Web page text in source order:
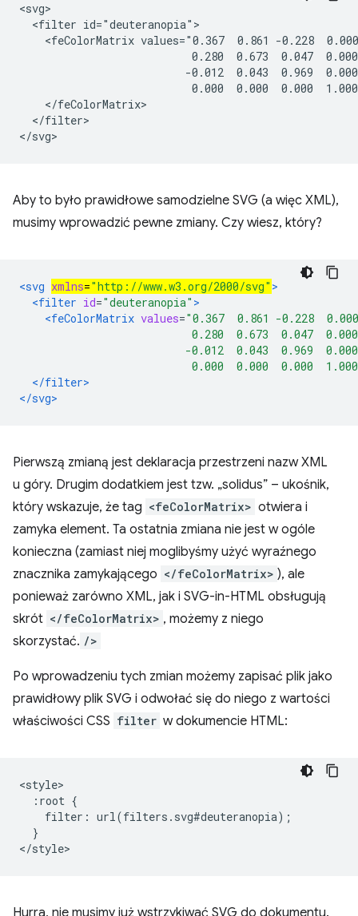
<svg>
  <filter id="deuteranopia">
<feColorMatrix values="0.367  0.861 -0.228
0.280  0.673  0.047
-0.012  0.043  0.969
0.000  0.000  0.000
    </feColorMatrix>
  </filter>
Aby to było prawidłowe samodzielne SVG (a więc XML),
musimy wprowadzić pewne zmiany. Czy wiesz, który?
<svg xmlns="http://www.w3.org/2000/svg" >
<filter id="deuteranopia" >
<feColorMatrix values="0.367  0.861 -0.228
0.280  0.673  0.047  0.000
-0.012  0.043  0.969  0.000
0.000  0.000  0.000  1.000
</filter>
</svg>
Pierwszą zmianą jest deklaracja przestrzeni nazw XML
u góry. Drugim dodatkiem jest tzw. „solidus” – ukośnik,
który wskazuje, że tag <feColorMatrix> otwiera i
zamyka element. Ta ostatnia zmiana nie jest w ogóle
konieczna (zamiast niej moglibyśmy użyć wyraźnego
znacznika zamykającego </feColorMatrix> ), ale
ponieważ zarówno XML, jak i SVG-in-HTML obsługują
skrót </feColorMatrix> , możemy z niego
skorzystać. />
Po wprowadzeniu tych zmian możemy zapisać plik jako
prawidłowy plik SVG i odwołać się do niego z wartości
właściwości CSS filter w dokumencie HTML:
<style>
  :root {
    filter: url(filters.svg#deuteranopia);
  }